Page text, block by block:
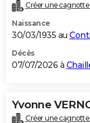
Destinations
City break
Voyage nature
Voyage de noces
Forum
Climat
+PHOTO
GUIDES D'ACHAT
BONS PLANS
Carte de Noël
Carte Bonne année
Carte Saint-Valentin
Carte Pâques
Carte d'anniversaire
DICTIONNAIRE
Créer une cagnotte
Naissance
30/03/1935 au
Décès
07/07/2026 à
Yvonne
Créer une cagnotte